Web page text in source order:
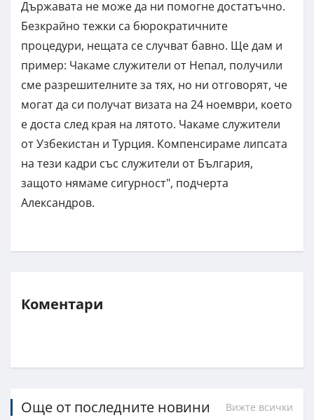
Държавата не може да ни помогне достатъчно.
Безкрайно тежки са бюрократичните
процедури, нещата се случват бавно. Ще дам и
пример: Чакаме служители от Непал, получили
сме разрешителните за тях, но ни отговорят, че
могат да си получат визата на 24 ноември, което
е доста след края на лятото. Чакаме служители
от Узбекистан и Турция. Компенсираме липсата
на тези кадри със служители от България,
защото нямаме сигурност", подчерта
Александров.
Коментари
Още от последните новини Вижте всички